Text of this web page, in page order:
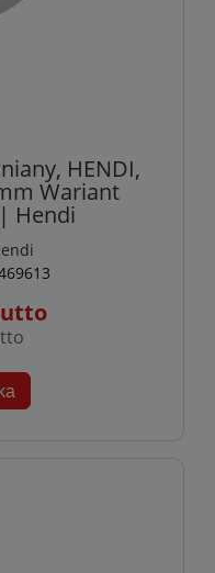
HENDI,
Wariant
Hendi